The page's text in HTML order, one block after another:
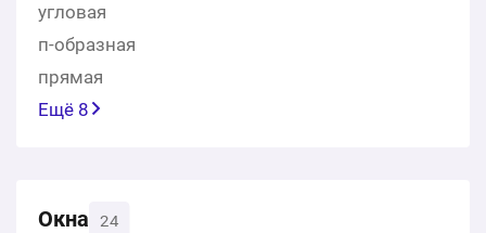
угловая
п-образная
прямая
Ещё 8
Окна 24